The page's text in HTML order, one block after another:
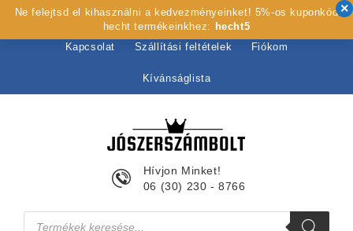
Kezdőlap Rólunk Webshop Szolgáltatások
Kapcsolat Szállítási feltételek Fiókom
Kívánságlista
Hívjon Minket!
06 (30) 230 - 8766
Products
search
Ne felejtsd el kihasználni a kedvezményeinket! 5%-os kuponkód
hecht termékeinkhez: hecht5